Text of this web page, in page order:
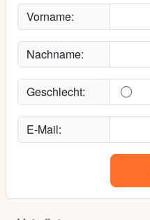
Vorname:
Nachname:
Geschlecht:
E-Mail: